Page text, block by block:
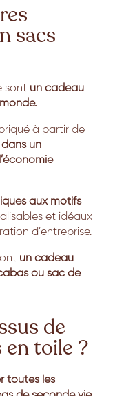
sacs
sont un cadeau
à partir de
dans un
aux motifs
et idéaux
d’entreprise.
un cadeau
ou sac de
de
en toile ?
toutes les